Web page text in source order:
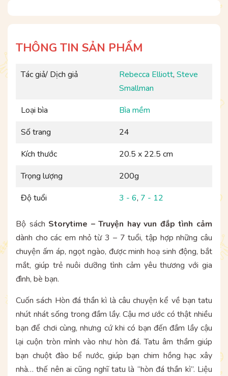
THÔNG TIN SẢN PHẨM
Tác giả/ Dịch giả Rebecca Elliott, Steve
Smallman
Loại bìa
Bìa mềm
Số trang
24
Kích thước
20.5 x 22.5 cm
Trọng lượng
200g
Độ tuổi
3 - 6, 7 - 12
Bộ sách Storytime – Truyện hay vun đắp tình cảm
dành cho các em nhỏ từ 3 – 7 tuổi, tập hợp những câu
chuyện ấm áp, ngọt ngào, được minh hoạ sinh động, bắt
mắt, giúp trẻ nuôi dưỡng tình cảm yêu thương với gia
đình, bè bạn.
Cuốn sách Hòn đá thần kì là câu chuyện kể về bạn tatu
nhút nhát sống trong đầm lầy. Cậu mơ ước có thật nhiều
bạn để chơi cùng, nhưng cứ khi có bạn đến đầm lầy cậu
lại cuộn tròn mình vào như hòn đá. Tatu âm thầm giúp
bạn chuột đào bể nước, giúp bạn chim hồng hạc xây
nhà… thế nên ai cũng nghĩ tatu là “hòn đá thần kì”. Liệu